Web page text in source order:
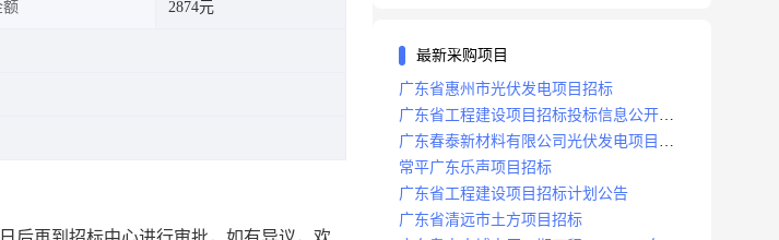
额 2874元
最新采购项目
广东省惠州市光伏发电项目招标
广东省工程建设项目招标投标信息公开目
录
广东春泰新材料有限公司光伏发电项目招
标
常平广东乐声项目招标
广东省工程建设项目招标计划公告
广东省清远市土方项目招标